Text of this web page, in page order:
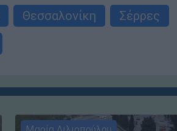
Θεσσαλονίκη
Σέρρες